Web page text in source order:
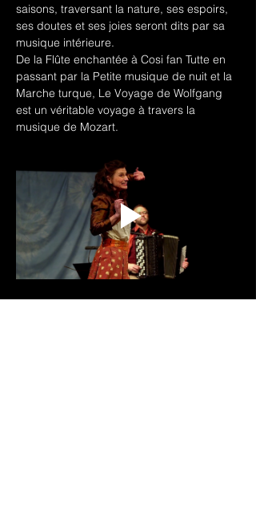
saisons, traversant la nature, ses espoirs,
ses doutes et ses joies seront dits par sa
musique intérieure.
De la Flûte enchantée à Cosi fan Tutte en
passant par la Petite musique de nuit et la
Marche turque, Le Voyage de Wolfgang
est un véritable voyage à travers la
musique de Mozart.
Télécharger le dossier artistique